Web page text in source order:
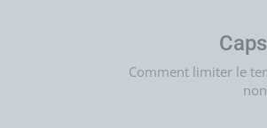
Comment limiter le